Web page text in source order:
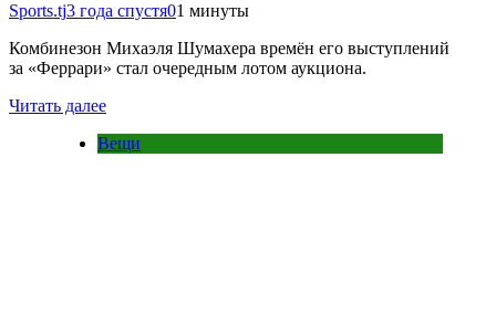
Sports.tj3 года спустя01 минуты
Комбинезон Михаэля Шумахера времён его выступлений
за «Феррари» стал очередным лотом аукциона.
Читать далее
Вещи